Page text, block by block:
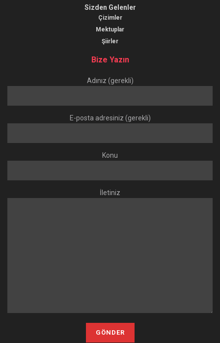
Sizden Gelenler
Çizimler
Mektuplar
Şiirler
Bize Yazın
Adınız (gerekli)
E-posta adresiniz (gerekli)
Konu
İletiniz